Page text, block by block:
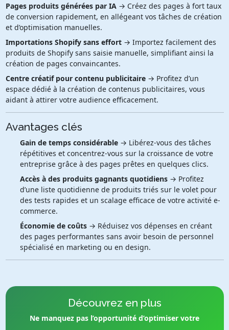
Pages produits générées par IA→ Créez des pages à fort taux
de conversion rapidement, en allégeant vos tâches de création
et d’optimisation manuelles.
Importations Shopify sans effort→ Importez facilement des
produits de Shopify sans saisie manuelle, simplifiant ainsi la
création de pages convaincantes.
Centre créatif pour contenu publicitaire→ Profitez d’un
espace dédié à la création de contenus publicitaires, vous
aidant à attirer votre audience efficacement.
Avantages clés
Gain de temps considérable→ Libérez-vous des tâches
répétitives et concentrez-vous sur la croissance de votre
entreprise grâce à des pages prêtes en quelques clics.
Accès à des produits gagnants quotidiens→ Profitez
d’une liste quotidienne de produits triés sur le volet pour
des tests rapides et un scalage efficace de votre activité e-
commerce.
Économie de coûts→ Réduisez vos dépenses en créant
des pages performantes sans avoir besoin de personnel
spécialisé en marketing ou en design.
Découvrez en plus
Ne manquez pas l’opportunité d’optimiser votre